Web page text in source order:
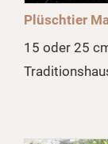
Plüschtier
15 oder 25